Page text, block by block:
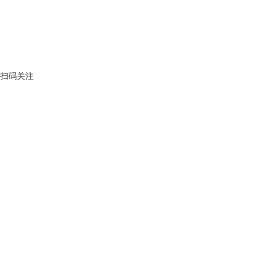
扫码关注